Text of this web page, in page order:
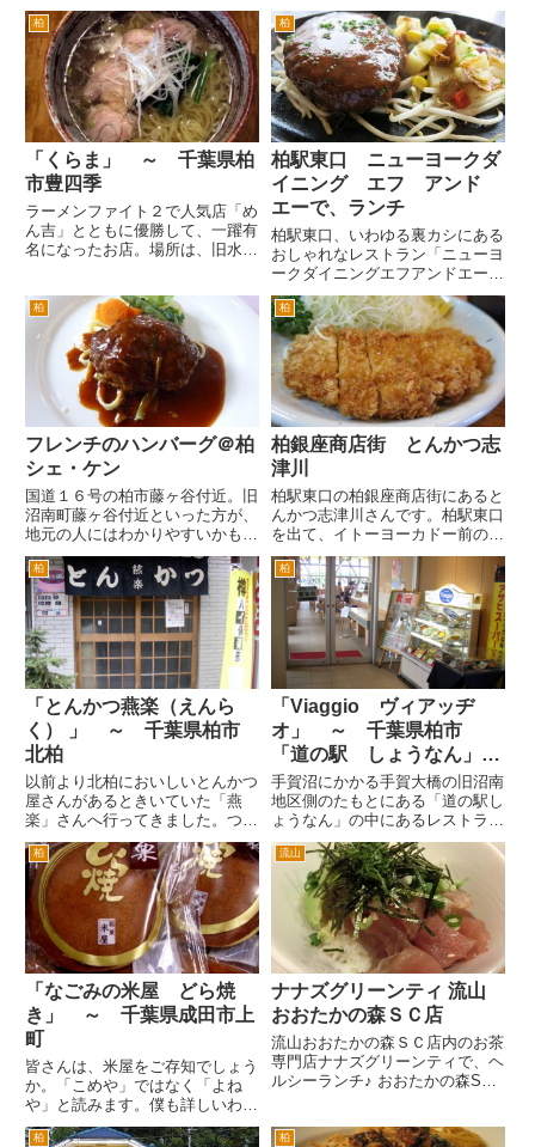
風景にマッチした「街のとんかつ
屋」さんとい感じでしたが、数年
前に店舗裏手に高層のマンション
ができたりして、ちょっと浮いた
存在に。そんな流れでか、９月
く...
す。柏駅東口を出て、ヨーカドー
前のハウディーモールを進みま
す。旧水戸街道の交差点を右折し
ます。左手に千葉銀をやりすごし
つつ進むと右手にあります。 中
華...
柏
「くらま」 ～ 千葉県柏
市豊四季
ラーメンファイト２で人気店「め
ん吉」とともに優勝して、一躍有
名になったお店。場所は、旧水戸
を柏方面へ。ちょっと進むと信号
があるＴ字路があるのですが、そ
の交差点の右手です。店舗脇に
柏
柏駅東口 ニューヨークダ
イニング エフ アンド
エーで、ランチ
柏駅東口、いわゆる裏カシにある
おしゃれなレストラン「ニューヨ
ークダイニングエフアンドエー
（NewYork DINING F＆A）」に
ランチにいきました。 柏駅東口
のハウディーモール（イトーヨー
カドーの前の道）を直進。旧水戸
街道の交差点を横...
柏
フレンチのハンバーグ＠柏
シェ・ケン
国道１６号の柏市藤ヶ谷付近。旧
沼南町藤ヶ谷付近といった方が、
地元の人にはわかりやすいかもし
れません。 中華料理の「珍来」
と「らーめん俺ってい」がある交
差点というと知っているひとは、
多いかもしれないです。 珍来と
俺っていのある交差点の一角に
フ...
柏
柏銀座商店街 とんかつ志
津川
柏駅東口の柏銀座商店街にあると
んかつ志津川さんです。柏駅東口
を出て、イトーヨーカドー前の通
りを旧水戸街道までいきます。旧
水戸街道の交差点の右手に柏神社
があります。 柏神社の左の路
地をまっすぐ行きます。左手に柏
ローカルでは有名なホワイト餃
子...
柏
「とんかつ燕楽（えんら
く） 」 ～ 千葉県柏市
北柏
以前より北柏においしいとんかつ
屋さんがあるときいていた「燕
楽」さんへ行ってきました。つば
めが楽しむと書いて「えんらく」
と呼ぶそうです。 こちらは、東
京・新橋の「とんかつ燕楽」の支
店、のれんわけになるようです。
ＪＲ北柏駅南口を出て、左手方向
へ...
柏
「Viaggio ヴィアッヂ
オ」 ～ 千葉県柏市
「道の駅 しょうなん」
内
手賀沼にかかる手賀大橋の旧沼南
地区側のたもとにある「道の駅し
ょうなん」の中にあるレストラ
ン。こういう施設にあるレストラ
ンというと便利だけどお味につい
ては、イマイチという印象があっ
たのですが、こちら結構いいで
す。 というのは場所が道の駅な
ので...
柏
「なごみの米屋 どら焼
き」 ～ 千葉県成田市上
町
皆さんは、米屋をご存知でしょう
か。「こめや」ではなく「よね
や」と読みます。僕も詳しいわけ
ではないのですが、千葉県内で
は、羊かんというと「米屋」とい
流山
ナナズグリーンティ 流山
おおたかの森ＳＣ店
流山おおたかの森ＳＣ店内のお茶
専門店ナナズグリーンティで、ヘ
ルシーランチ♪ おおたかの森SC
ヘルシーなセットメニューもあり
柏 柏